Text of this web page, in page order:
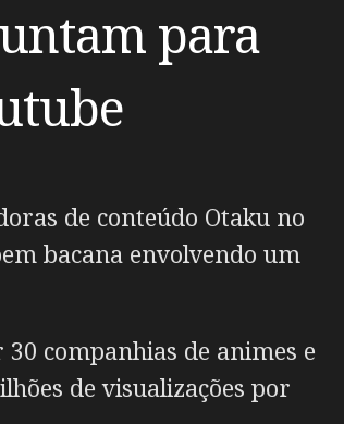
para
de conteúdo Otaku no
bacana envolvendo um
companhias de animes e
de visualizações por